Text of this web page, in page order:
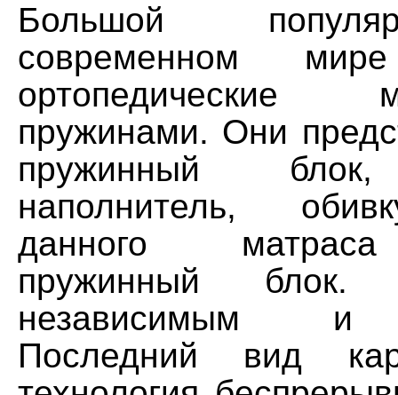
Большой
современном
пружинами. Они
пружинный блок,
наполнитель,
данного
пружинный
независимым и
Последний вид